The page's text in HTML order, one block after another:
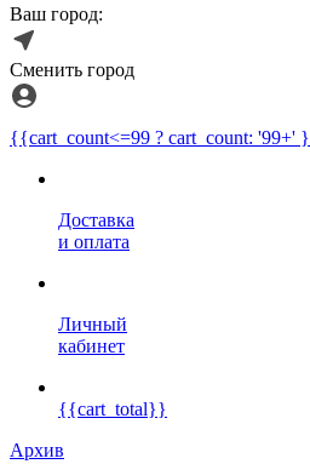
Ваш город:
Сменить город
{{cart_count<=99 ? cart_count: '99+'
Доставка
и оплата
Личный
кабинет
{{cart_total}}
Архив